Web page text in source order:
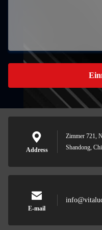
Address
Zimmer 721,
Shandong,
E-mail